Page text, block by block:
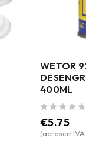
WETOR
400ML
€5.75
(acresce